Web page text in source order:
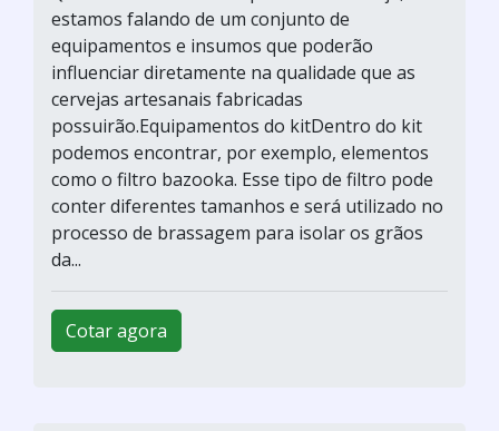
estamos falando de um conjunto de
equipamentos e insumos que poderão
influenciar diretamente na qualidade que as
cervejas artesanais fabricadas
possuirão.Equipamentos do kitDentro do kit
podemos encontrar, por exemplo, elementos
como o filtro bazooka. Esse tipo de filtro pode
conter diferentes tamanhos e será utilizado no
processo de brassagem para isolar os grãos
da...
Cotar agora